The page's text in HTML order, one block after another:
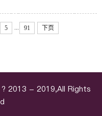
5 91 下页
? 2013 - 2019,All Rights